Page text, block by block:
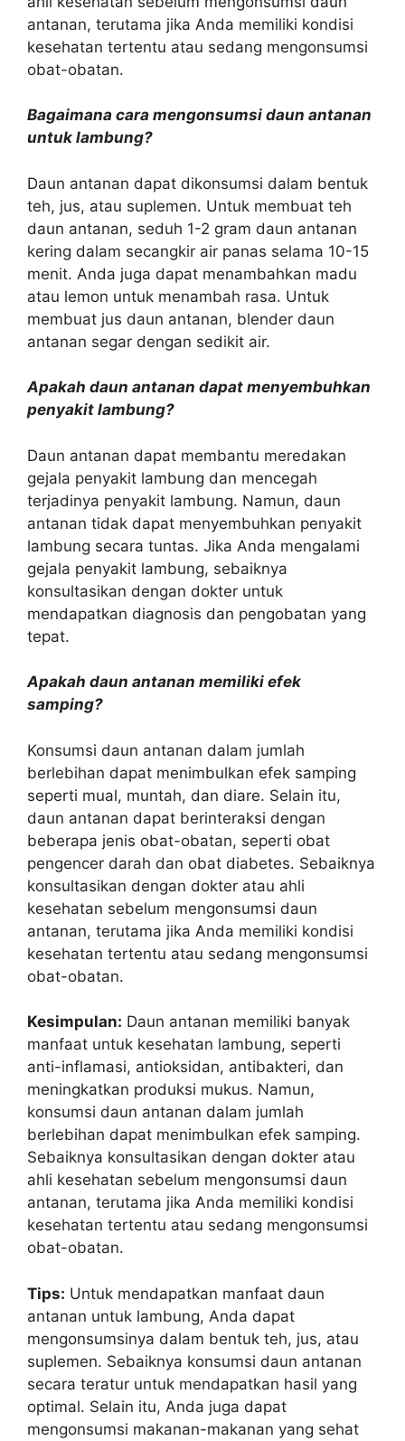
antanan, terutama jika Anda memiliki kondisi
kesehatan tertentu atau sedang mengonsumsi
obat-obatan.
Bagaimana cara mengonsumsi daun antanan
untuk lambung?
Daun antanan dapat dikonsumsi dalam bentuk
teh, jus, atau suplemen. Untuk membuat teh
daun antanan, seduh 1-2 gram daun antanan
kering dalam secangkir air panas selama 10-15
menit. Anda juga dapat menambahkan madu
atau lemon untuk menambah rasa. Untuk
membuat jus daun antanan, blender daun
antanan segar dengan sedikit air.
Apakah daun antanan dapat menyembuhkan
penyakit lambung?
Daun antanan dapat membantu meredakan
gejala penyakit lambung dan mencegah
terjadinya penyakit lambung. Namun, daun
antanan tidak dapat menyembuhkan penyakit
lambung secara tuntas. Jika Anda mengalami
gejala penyakit lambung, sebaiknya
konsultasikan dengan dokter untuk
mendapatkan diagnosis dan pengobatan yang
tepat.
Apakah daun antanan memiliki efek
samping?
Konsumsi daun antanan dalam jumlah
berlebihan dapat menimbulkan efek samping
seperti mual, muntah, dan diare. Selain itu,
daun antanan dapat berinteraksi dengan
beberapa jenis obat-obatan, seperti obat
pengencer darah dan obat diabetes. Sebaiknya
konsultasikan dengan dokter atau ahli
kesehatan sebelum mengonsumsi daun
antanan, terutama jika Anda memiliki kondisi
kesehatan tertentu atau sedang mengonsumsi
obat-obatan.
Kesimpulan: Daun antanan memiliki banyak
manfaat untuk kesehatan lambung, seperti
anti-inflamasi, antioksidan, antibakteri, dan
meningkatkan produksi mukus. Namun,
konsumsi daun antanan dalam jumlah
berlebihan dapat menimbulkan efek samping.
Sebaiknya konsultasikan dengan dokter atau
ahli kesehatan sebelum mengonsumsi daun
antanan, terutama jika Anda memiliki kondisi
kesehatan tertentu atau sedang mengonsumsi
obat-obatan.
Tips: Untuk mendapatkan manfaat daun
antanan untuk lambung, Anda dapat
mengonsumsinya dalam bentuk teh, jus, atau
suplemen. Sebaiknya konsumsi daun antanan
secara teratur untuk mendapatkan hasil yang
optimal. Selain itu, Anda juga dapat
mengonsumsi makanan-makanan yang sehat